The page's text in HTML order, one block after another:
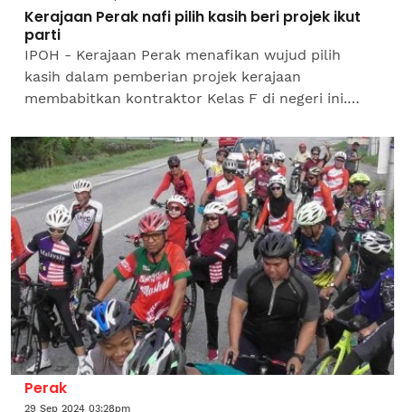
Kerajaan Perak nafi pilih kasih beri projek ikut
parti
IPOH - Kerajaan Perak menafikan wujud pilih
kasih dalam pemberian projek kerajaan
membabitkan kontraktor Kelas F di negeri ini.
berkata, pemberian...
Perak
29 Sep 2024 03:28pm